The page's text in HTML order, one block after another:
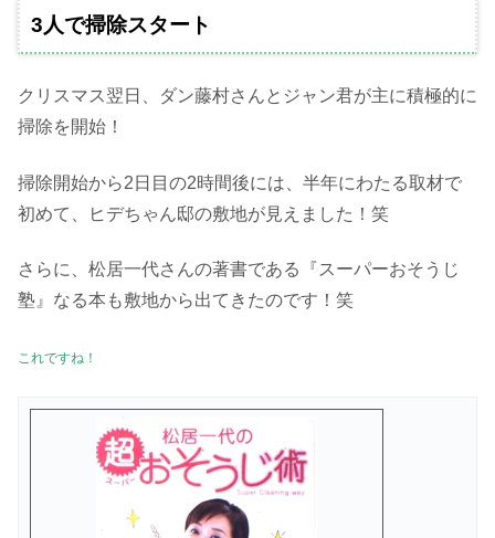
3人で掃除スタート
クリスマス翌日、ダン藤村さんとジャン君が主に積極的に
掃除を開始！
掃除開始から2日目の2時間後には、半年にわたる取材で
初めて、ヒデちゃん邸の敷地が見えました！笑
さらに、松居一代さんの著書である『スーパーおそうじ
塾』なる本も敷地から出てきたのです！笑
これですね！